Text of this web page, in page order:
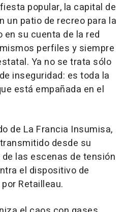
popular, la capital de
un patio de recreo para la
su cuenta de la red
perfiles y siempre
Ya no se trata sólo
inseguridad: es toda la
está empañada en el
de La Francia Insumisa,
desde su
las escenas de tensión
el dispositivo de
Retailleau.